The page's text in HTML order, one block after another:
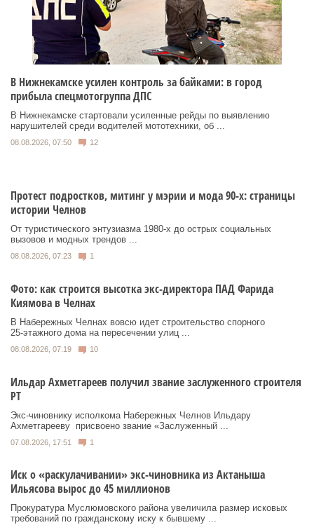
В Нижнекамске усилен контроль за байками: в город
прибыла спецмотогруппа ДПС
В Нижнекамске стартовали усиленные рейды по выявлению
нарушителей среди водителей мототехники, об ...
08.08.2026, 07:50 12
Протест подростков, митинг у мэрии и мода 90-х: страницы
истории Челнов
От туристического энтузиазма 1980‑х до острых социальных
вызовов и модных трендов ...
08.08.2026, 07:23 1
Фото: как строится высотка экс-директора ПАД Фарида
Киямова в Челнах
В Набережных Челнах вовсю идет строительство спорного
25‑этажного дома на пересечении улиц ...
08.08.2026, 07:19 10
Ильдар Ахметгареев получил звание заслуженного строителя
РТ
Экс‑чиновнику исполкома Набережных Челнов Ильдару
Ахметгарееву присвоено звание «Заслуженный ...
07.08.2026, 17:51 1
Иск о «раскулачивании» экс-чиновника из Актаныша
Ильясова вырос до 45 миллионов
Прокуратура Муслюмовского района увеличила размер исковых
требований по гражданскому иску к бывшему ...